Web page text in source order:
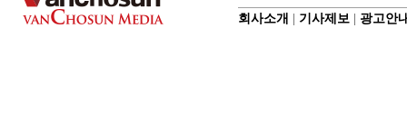
회사소개 기사제보 광고안